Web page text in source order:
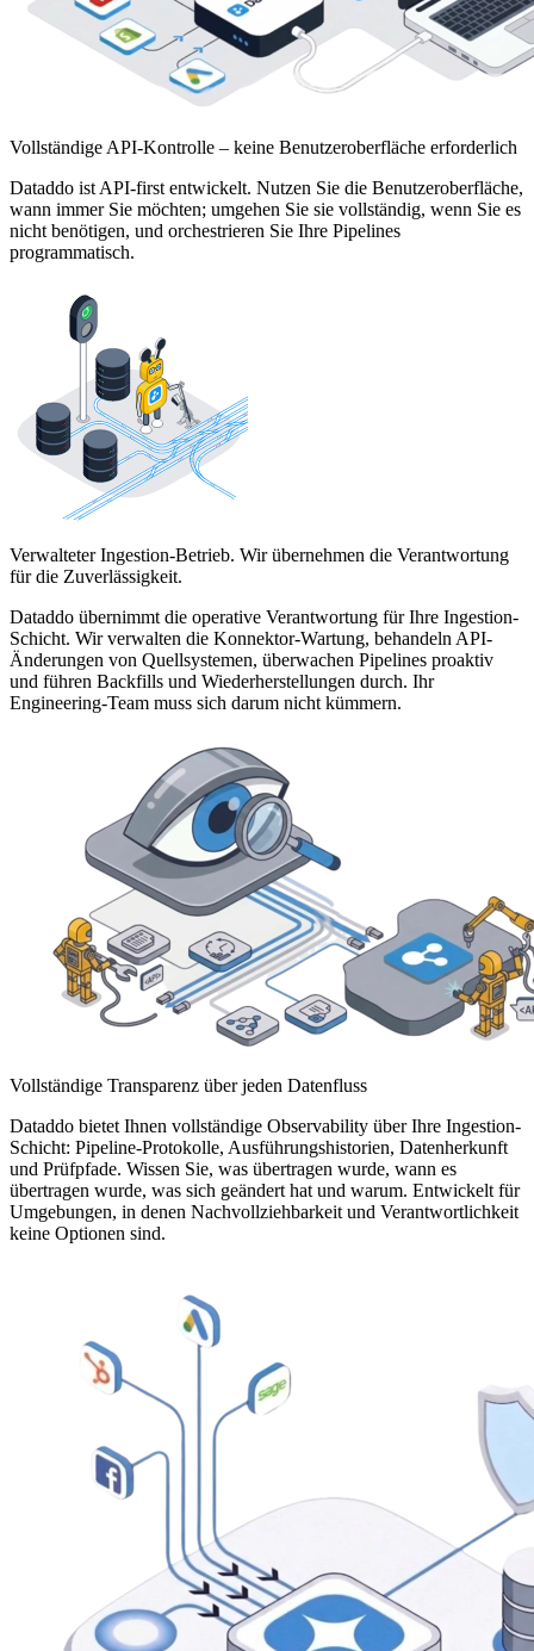
Vollständige API-Kontrolle – keine Benutzeroberfläche erforderlich
Dataddo ist API-first entwickelt. Nutzen Sie die Benutzeroberfläche,
wann immer Sie möchten; umgehen Sie sie vollständig, wenn Sie es
nicht benötigen, und orchestrieren Sie Ihre Pipelines
programmatisch.
Verwalteter Ingestion-Betrieb. Wir übernehmen die Verantwortung
für die Zuverlässigkeit.
Dataddo übernimmt die operative Verantwortung für Ihre Ingestion-
Schicht. Wir verwalten die Konnektor-Wartung, behandeln API-
Änderungen von Quellsystemen, überwachen Pipelines proaktiv
und führen Backfills und Wiederherstellungen durch. Ihr
Engineering-Team muss sich darum nicht kümmern.
Vollständige Transparenz über jeden Datenfluss
Dataddo bietet Ihnen vollständige Observability über Ihre Ingestion-
Schicht: Pipeline-Protokolle, Ausführungshistorien, Datenherkunft
und Prüfpfade. Wissen Sie, was übertragen wurde, wann es
übertragen wurde, was sich geändert hat und warum. Entwickelt für
Umgebungen, in denen Nachvollziehbarkeit und Verantwortlichkeit
keine Optionen sind.